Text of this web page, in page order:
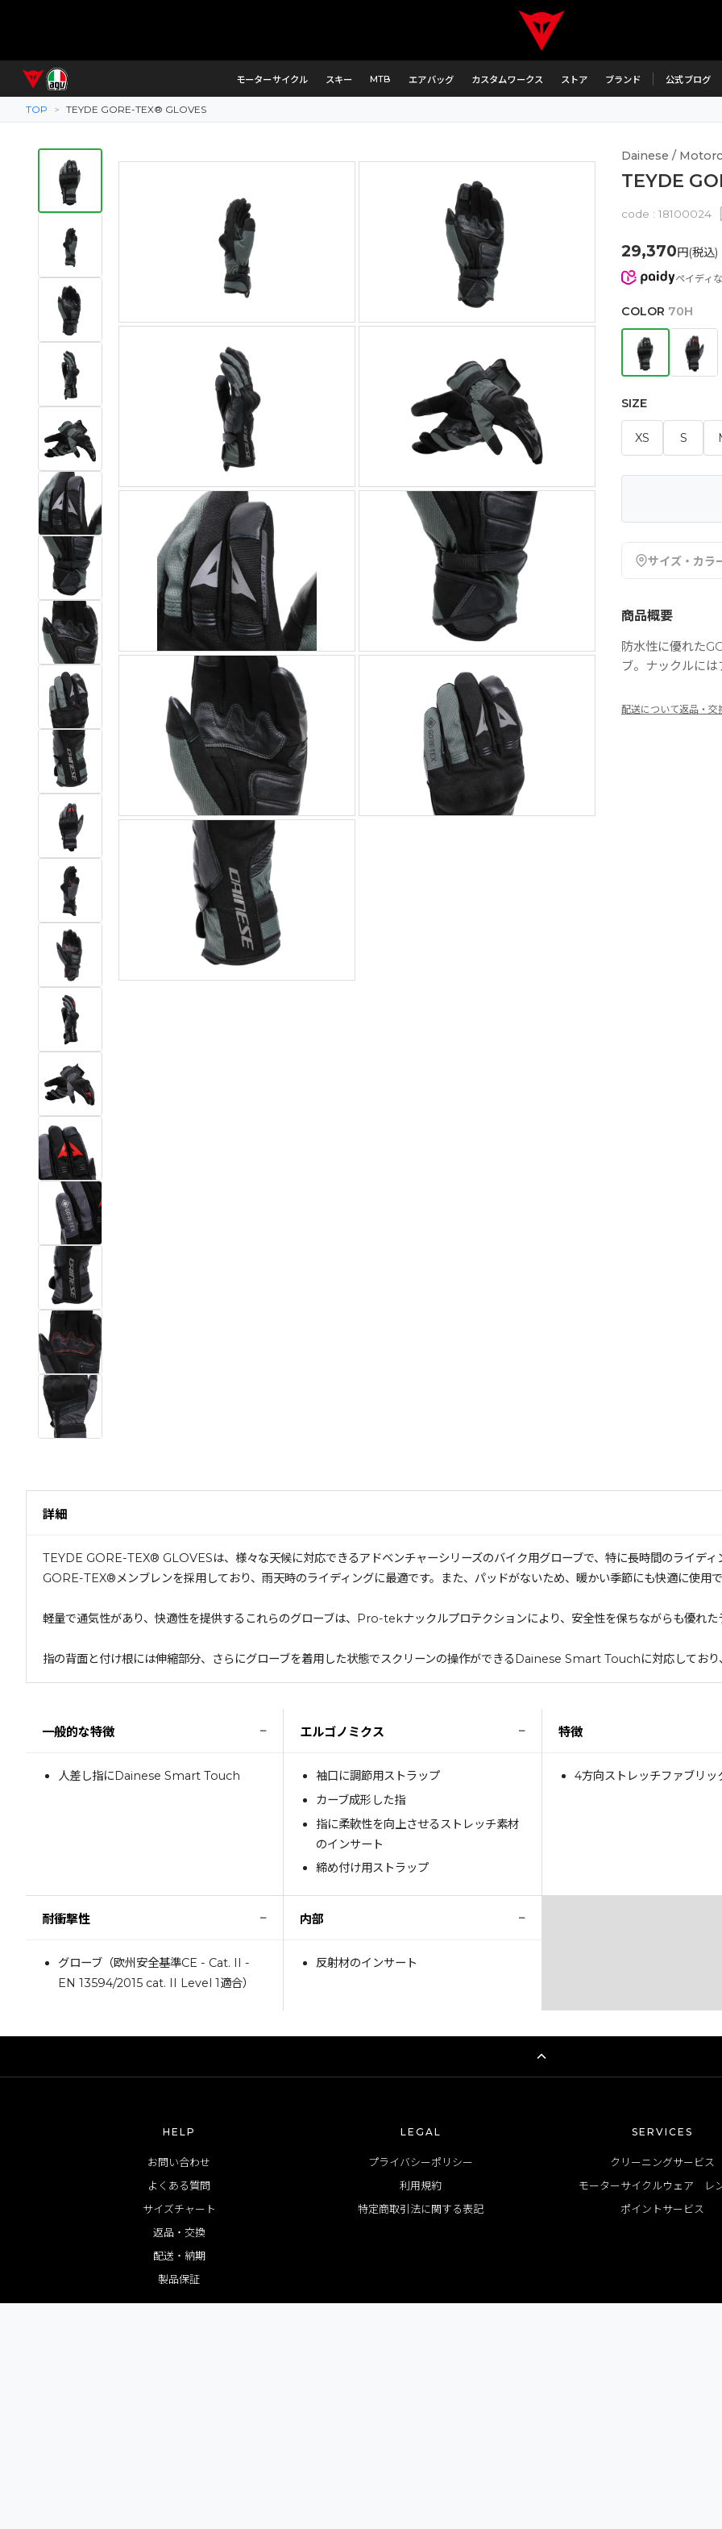
モーターサイクル スキー MTB エアバッグ カスタムワークス ストア ブランド 公式ブログ
TOP > TEYDE GORE-TEX® GLOVES
Dainese /
TEYDE
code : 18100024
29,370円(税込)
ペイディ
COLOR 70H
SIZE
XS S
サイズ・カラ
商品概要
防水性に優れた
ブ。ナックルには
配送について返品・交
詳細
TEYDE GORE-TEX® GLOVESは、様々な天候に対応できるアドベンチャーシリーズのバイク用グローブで、特に長時間のライディ
GORE-TEX®メンブレンを採用しており、雨天時のライディングに最適です。また、パッドがないため、暖かい季節にも快適に使用
軽量で通気性があり、快適性を提供するこれらのグローブは、Pro-tekナックルプロテクションにより、安全性を保ちながらも優れた
指の背面と付け根には伸縮部分、さらにグローブを着用した状態でスクリーンの操作ができるDainese Smart Touchに対応しており
一般的な特徴 −
人差し指にDainese Smart Touch
エルゴノミクス −
袖口に調節用ストラップ
カーブ成形した指
指に柔軟性を向上させるストレッチ素材
のインサート
締め付け用ストラップ
特徴
4方向ストレッチファブリッ
耐衝撃性 −
グローブ（欧州安全基準CE - Cat. II -
EN 13594/2015 cat. II Level 1適合）
内部 −
反射材のインサート
HELP
お問い合わせ
よくある質問
サイズチャート
返品・交換
配送・納期
製品保証
LEGAL
プライバシーポリシー
利用規約
特定商取引法に関する表記
SERVICES
クリーニングサービス
モーターサイクルウェア レ
ポイントサービス